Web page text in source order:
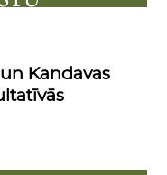
Kandavas